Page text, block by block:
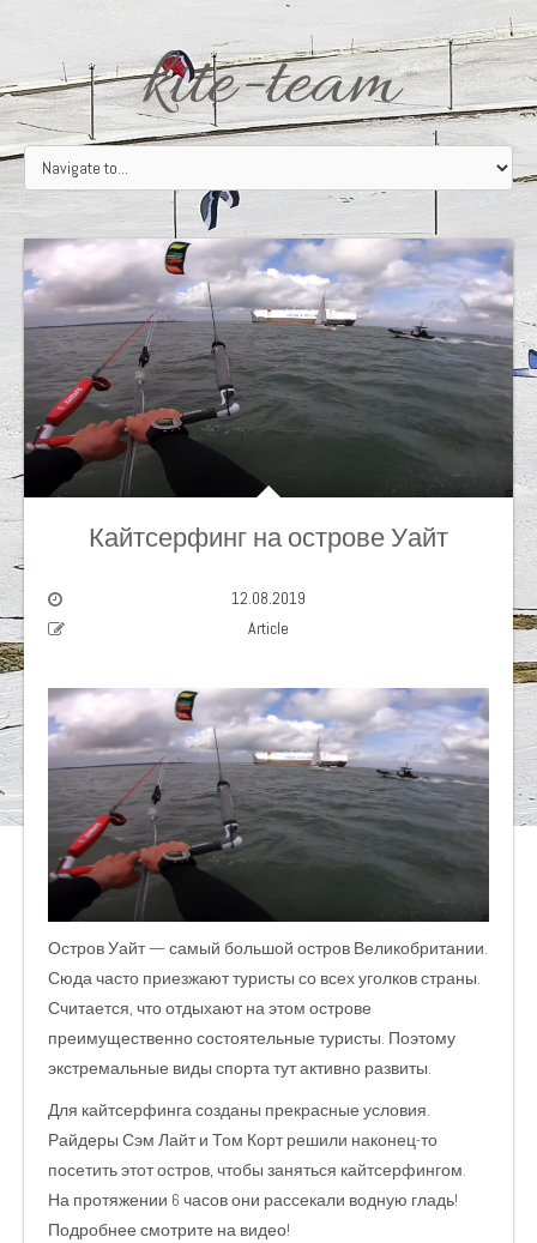
kite-team
Кайтсерфинг на острове Уайт
12.08.2019
Article
Остров Уайт — самый большой остров Великобритании.
Сюда часто приезжают туристы со всех уголков страны.
Считается, что отдыхают на этом острове
преимущественно состоятельные туристы. Поэтому
экстремальные виды спорта тут активно развиты.
Для кайтсерфинга созданы прекрасные условия.
Райдеры Сэм Лайт и Том Корт решили наконец-то
посетить этот остров, чтобы заняться кайтсерфингом.
На протяжении 6 часов они рассекали водную гладь!
Подробнее смотрите на видео!